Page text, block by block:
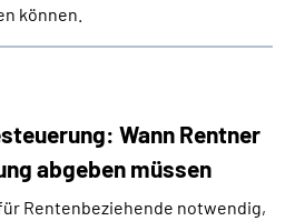
können.
Wann Rentner
abgeben müssen
Rentenbeziehende notwendig,